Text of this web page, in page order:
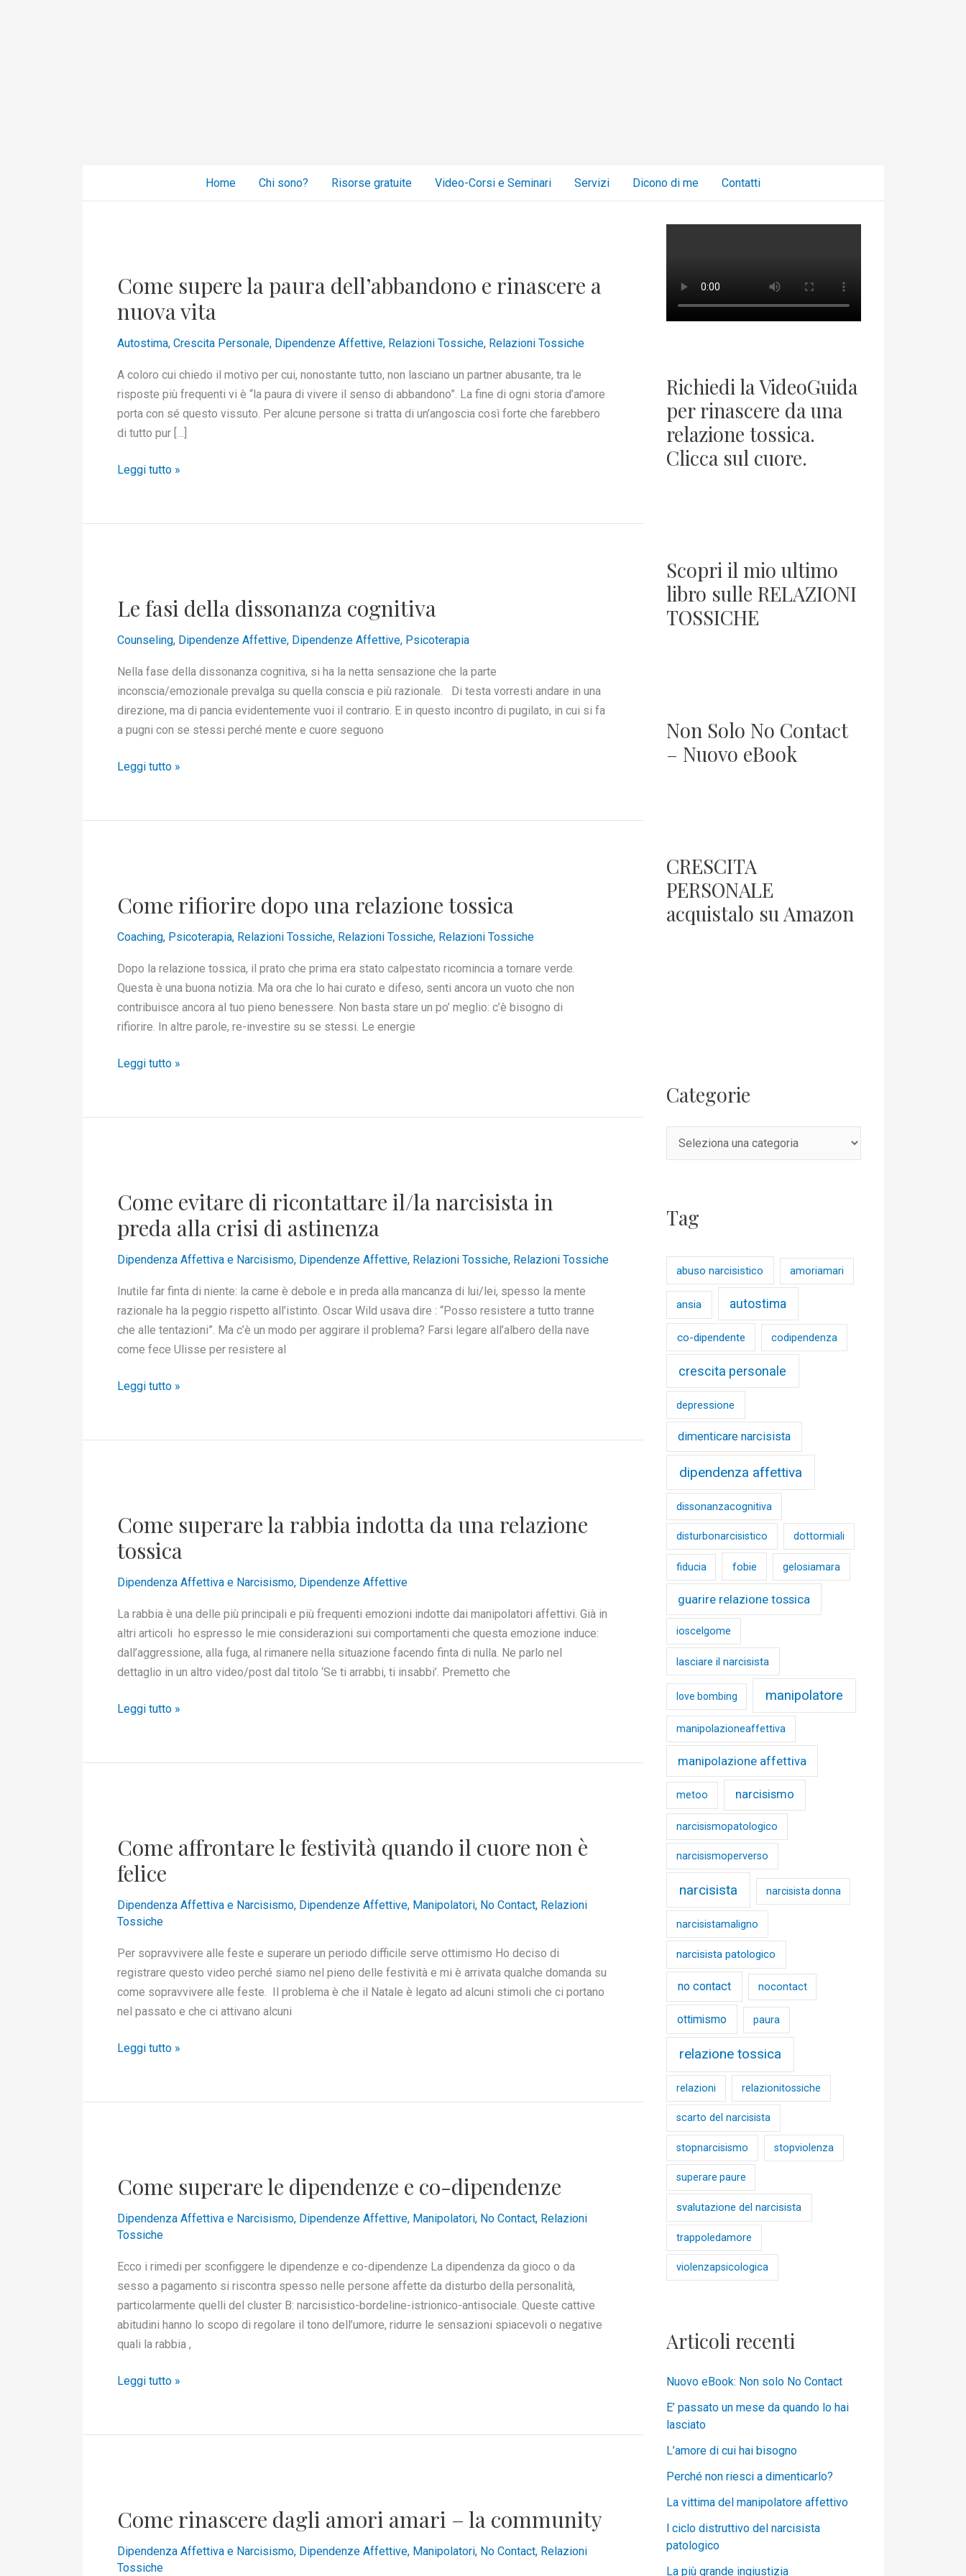
Home Chi sono? Risorse gratuite Video-Corsi e Seminari Servizi Dicono di me Contatti
Come supere la paura dell’abbandono e rinascere a
nuova vita
Autostima, Crescita Personale, Dipendenze Affettive, Relazioni Tossiche, Relazioni Tossiche
A coloro cui chiedo il motivo per cui, nonostante tutto, non lasciano un partner abusante, tra le
risposte più frequenti vi è “la paura di vivere il senso di abbandono”. La fine di ogni storia d’amore
porta con sé questo vissuto. Per alcune persone si tratta di un’angoscia così forte che farebbero
di tutto pur […]
la
dell’abbandono
e
a
nuova
vita
Leggi tutto »
Le fasi della dissonanza cognitiva
Counseling, Dipendenze Affettive, Dipendenze Affettive, Psicoterapia
Nella fase della dissonanza cognitiva, si ha la netta sensazione che la parte
inconscia/emozionale prevalga su quella conscia e più razionale. Di testa vorresti andare in una
direzione, ma di pancia evidentemente vuoi il contrario. E in questo incontro di pugilato, in cui si fa
a pugni con se stessi perché mente e cuore seguono
della
cognitiva
Leggi tutto »
Come rifiorire dopo una relazione tossica
Coaching, Psicoterapia, Relazioni Tossiche, Relazioni Tossiche, Relazioni Tossiche
Dopo la relazione tossica, il prato che prima era stato calpestato ricomincia a tornare verde.
Questa è una buona notizia. Ma ora che lo hai curato e difeso, senti ancora un vuoto che non
contribuisce ancora al tuo pieno benessere. Non basta stare un po’ meglio: c’è bisogno di
rifiorire. In altre parole, re-investire su se stessi. Le energie
dopo
relazione
tossica
Leggi tutto »
Come evitare di ricontattare il/la narcisista in
preda alla crisi di astinenza
Dipendenza Affettiva e Narcisismo, Dipendenze Affettive, Relazioni Tossiche, Relazioni Tossiche
Inutile far finta di niente: la carne è debole e in preda alla mancanza di lui/lei, spesso la mente
razionale ha la peggio rispetto all’istinto. Oscar Wild usava dire : “Posso resistere a tutto tranne
che alle tentazioni”. Ma c’è un modo per aggirare il problema? Farsi legare all’albero della nave
come fece Ulisse per resistere al
di
ricontattare
il/la
narcisista
preda
alla
crisi
di
Leggi tutto »
Come superare la rabbia indotta da una relazione
tossica
Dipendenza Affettiva e Narcisismo, Dipendenze Affettive
La rabbia è una delle più principali e più frequenti emozioni indotte dai manipolatori affettivi. Già in
altri articoli ho espresso le mie considerazioni sui comportamenti che questa emozione induce:
dall’aggressione, alla fuga, al rimanere nella situazione facendo finta di nulla. Ne parlo nel
dettaglio in un altro video/post dal titolo ‘Se ti arrabbi, ti insabbi’. Premetto che
la
rabbia
indotta
da
relazione
tossica
Leggi tutto »
Come affrontare le festività quando il cuore non è
felice
Dipendenza Affettiva e Narcisismo, Dipendenze Affettive, Manipolatori, No Contact, Relazioni
Tossiche
Per sopravvivere alle feste e superare un periodo difficile serve ottimismo Ho deciso di
registrare questo video perché siamo nel pieno delle festività e mi è arrivata qualche domanda su
come sopravvivere alle feste. Il problema è che il Natale è legato ad alcuni stimoli che ci portano
nel passato e che ci attivano alcuni
le
festività
quando
il
cuore
è
felice
Leggi tutto »
Come superare le dipendenze e co-dipendenze
Dipendenza Affettiva e Narcisismo, Dipendenze Affettive, Manipolatori, No Contact, Relazioni
Tossiche
Ecco i rimedi per sconfiggere le dipendenze e co-dipendenze La dipendenza da gioco o da
sesso a pagamento si riscontra spesso nelle persone affette da disturbo della personalità,
particolarmente quelli del cluster B: narcisistico-bordeline-istrionico-antisociale. Queste cattive
abitudini hanno lo scopo di regolare il tono dell’umore, ridurre le sensazioni spiacevoli o negative
quali la rabbia ,
le
e
co-
dipendenze
Leggi tutto »
Come rinascere dagli amori amari – la community
Dipendenza Affettiva e Narcisismo, Dipendenze Affettive, Manipolatori, No Contact, Relazioni
Tossiche
dagli
amari
Richiedi la VideoGuida
per rinascere da una
relazione tossica.
Clicca sul cuore.
Scopri il mio ultimo
libro sulle RELAZIONI
TOSSICHE
Non Solo No Contact
– Nuovo eBook
CRESCITA
PERSONALE
acquistalo su Amazon
Categorie
Tag
abuso narcisistico amoriamari
ansia autostima
co-dipendente codipendenza
crescita personale
depressione
dimenticare narcisista
dipendenza affettiva
dissonanzacognitiva
disturbonarcisistico dottormiali
fiducia fobie gelosiamara
guarire relazione tossica
ioscelgome
lasciare il narcisista
love bombing manipolatore
manipolazioneaffettiva
manipolazione affettiva
metoo narcisismo
narcisismopatologico
narcisismoperverso
narcisista narcisista donna
narcisistamaligno
narcisista patologico
no contact nocontact
ottimismo paura
relazione tossica
relazioni relazionitossiche
scarto del narcisista
stopnarcisismo stopviolenza
superare paure
svalutazione del narcisista
trappoledamore
violenzapsicologica
Articoli recenti
Nuovo eBook: Non solo No Contact
E’ passato un mese da quando lo hai
lasciato
L’amore di cui hai bisogno
Perché non riesci a dimenticarlo?
La vittima del manipolatore affettivo
l ciclo distruttivo del narcisista
patologico
La più grande ingiustizia